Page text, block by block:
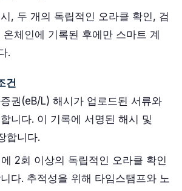
, 두 개의 독립적인 오라클 확인, 검
체인에 기록된 후에만 스마트 계
.
건
권(eB/L) 해시가 업로드된 서류와
니다. 이 기록에 서명된 해시 및
합니다.
2회 이상의 독립적인 오라클 확인
다. 추적성을 위해 타임스탬프와 노